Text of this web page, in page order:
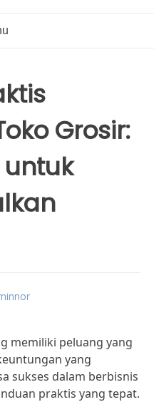
Grosir:
untuk
memiliki peluang yang
yang
sukses dalam berbisnis
praktis yang tepat.